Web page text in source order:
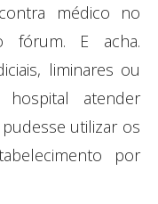
médico no
fórum. E acha.
liminares ou
atender
utilizar os
por